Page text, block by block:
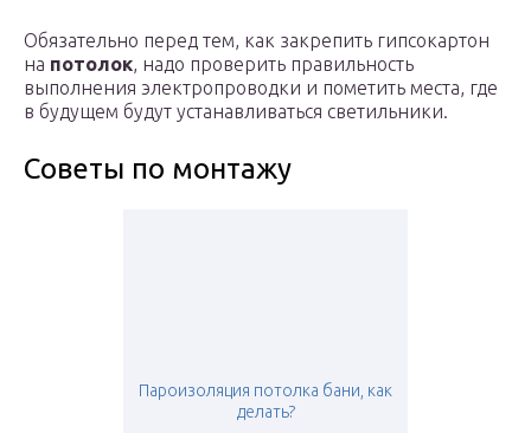
Обязательно перед тем, как закрепить гипсокартон
на потолок, надо проверить правильность
выполнения электропроводки и пометить места, где
в будущем будут устанавливаться светильники.
Советы по монтажу
Пароизоляция потолка бани, как
делать?